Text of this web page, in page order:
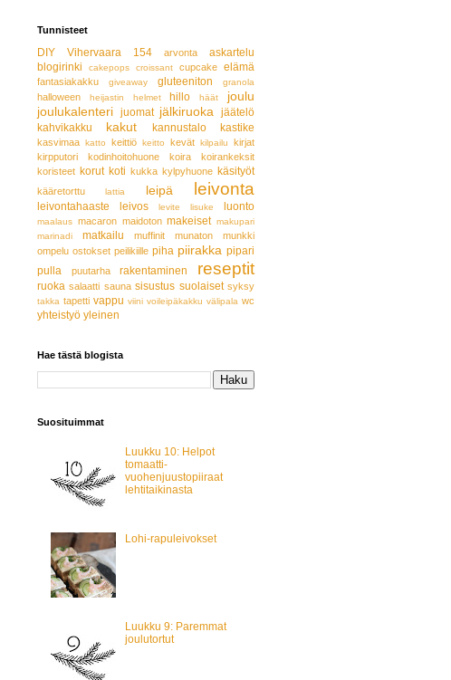
Tunnisteet
DIY Vihervaara 154 arvonta
askartelu
blogirinki
cakepops croissant cupcake elämä
fantasiakakku giveaway gluteeniton granola
halloween heijastin helmet hillo häät
joulu
joulukalenteri juomat jälkiruoka jäätelö
kahvikakku
kakut kannustalo kastike
kasvimaa katto keittiö keitto kevät kilpailu
kirjat
kirpputori
kodinhoitohuone koira
koirankeksit
koristeet korut koti kukka kylpyhuone käsityöt
kääretorttu lattia leipä leivonta
leivontahaaste leivos levite lisuke luonto
maalaus macaron maidoton makeiset makupari
marinadi
matkailu muffinit munaton
munkki
ompelu ostokset peilikiille piha piirakka pipari
pulla
puutarha rakentaminen reseptit
ruoka salaatti sauna sisustus suolaiset syksy
takka tapetti vappu viini voileipäkakku välipala wc
yhteistyö yleinen
Hae tästä blogista
Suosituimmat
Luukku 10: Helpot
tomaatti-
vuohenjuustopiiraat
lehtitaikinasta
Lohi-rapuleivokset
Luukku 9: Paremmat
joulutortut